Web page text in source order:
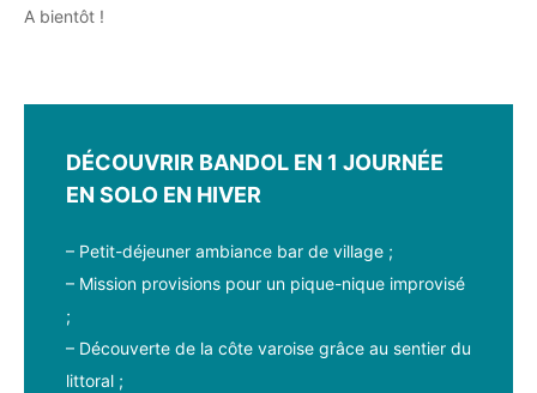
A bientôt !
DÉCOUVRIR BANDOL EN 1 JOURNÉE
EN SOLO EN HIVER
– Petit-déjeuner ambiance bar de village ;
– Mission provisions pour un pique-nique improvisé
;
– Découverte de la côte varoise grâce au sentier du
littoral ;